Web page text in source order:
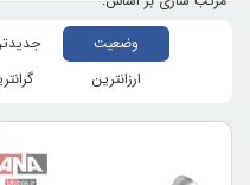
وضعیت
ارزانترین